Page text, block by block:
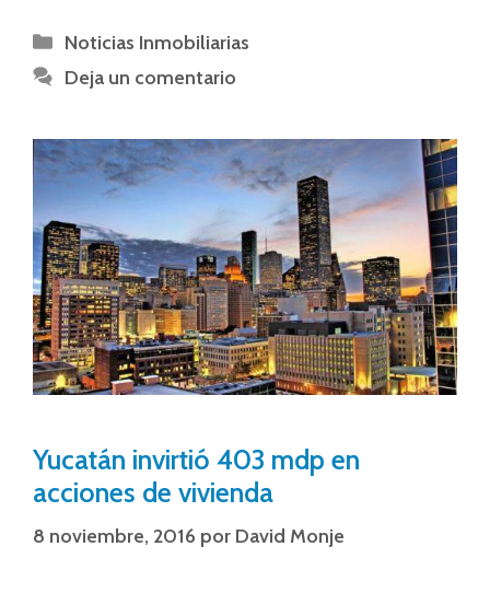
Noticias Inmobiliarias
Deja un comentario
Yucatán invirtió 403 mdp en
acciones de vivienda
8 noviembre, 2016 por David Monje